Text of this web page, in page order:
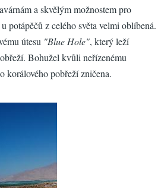
a skvělým možnostem pro
potápěčů z celého světa velmi oblíbená.
útesu "Blue Hole", který leží
Bohužel kvůli neřízenému
korálového pobřeží zničena.